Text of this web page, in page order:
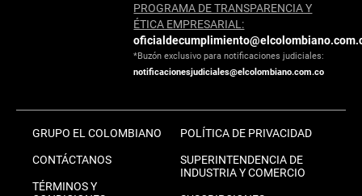
PROGRAMA DE TRANSPARENCIA Y
ÉTICA EMPRESARIAL:
*Buzón exclusivo para notificaciones judiciales:
notificacionesjudiciales@elcolombiano.com.co
GRUPO EL COLOMBIANO
CONTÁCTANOS
TÉRMINOS Y
POLÍTICA DE PRIVACIDAD
SUPERINTENDENCIA DE
INDUSTRIA Y COMERCIO